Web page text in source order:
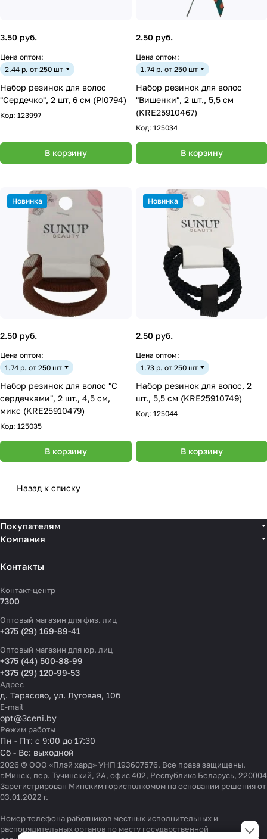
3.50 руб.
Цена оптом:
2.44 р. от 250 шт
Набор резинок для волос
"Сердечко", 2 шт, 6 см (PI0794)
Код: 123997
В корзину
2.50 руб.
Цена оптом:
1.74 р. от 250 шт
Набор резинок для волос
"Вишенки", 2 шт., 5,5 см
(KRE25910467)
Код: 125034
В корзину
Новинка
2.50 руб.
Цена оптом:
1.74 р. от 250 шт
Набор резинок для волос "С
сердечками", 2 шт., 4,5 см,
микс (KRE25910479)
Код: 125035
В корзину
Новинка
2.50 руб.
Цена оптом:
1.73 р. от 250 шт
Набор резинок для волос, 2
шт., 5,5 см (KRE25910749)
Код: 125044
В корзину
Назад к списку
Покупателям
Компания
Контакты
Контакт-центр
7300
Оптовый магазин для физ. лиц
+375 (29) 169-89-41
Оптовый магазин для юр. лиц
+375 (44) 500-88-99
+375 (29) 120-99-53
Адрес
д. Тарасово, ул. Луговая, 10б
E-mail
opt@3ceni.by
Режим работы
Пн - Пт: с 9:00 до 17:30
Сб - Вс: выходной
2026 © ООО «Плэй хард» УНП 193607576. Все права защищены.
г.Минск, пер. Тучинский, 2А, офис 402, Республика Беларусь, 220004
Зарегистрирован Минским горисполкомом на основании решения от
03.01.2022 г.
Номер телефона работников местных исполнительных и
распорядительных органов по месту государственной
Настройки файлов cookie